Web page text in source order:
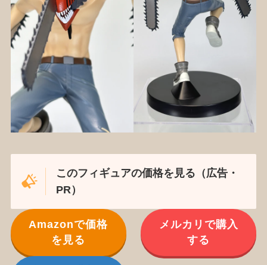
このフィギュアの価格を見る（広告・
PR）
Amazonで価格
を見る
メルカリで購入
する